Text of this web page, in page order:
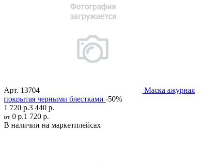
Арт. 13704
Маска ажурная
покрытая черными блестками -50%
1 720 р.3 440 р.
от 0 р.1 720 р.
В наличии на маркетплейсах